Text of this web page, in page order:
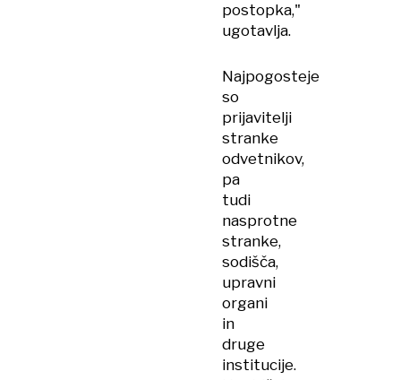
postopka,"
ugotavlja.
Najpogosteje
so
prijavitelji
stranke
odvetnikov,
pa
tudi
nasprotne
stranke,
sodišča,
upravni
organi
in
druge
institucije.